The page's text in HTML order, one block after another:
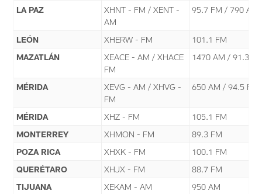
LA PAZ
XHNT - FM / XENT -
AM
95.7 FM / 790 AM
LEÓN XHERW - FM
101.1 FM
MAZATLÁN
XEACE - AM / XHACE
FM
1470 AM / 91.3
MÉRIDA
XEVG - AM / XHVG -
FM
650 AM / 94.5 FM
MÉRIDA XHZ - FM
105.1 FM
MONTERREY
XHMON - FM
89.3 FM
POZA RICA
XHXK - FM
100.1 FM
QUERÉTARO
XHJX - FM
88.7 FM
TIJUANA
XEKAM - AM
950 AM